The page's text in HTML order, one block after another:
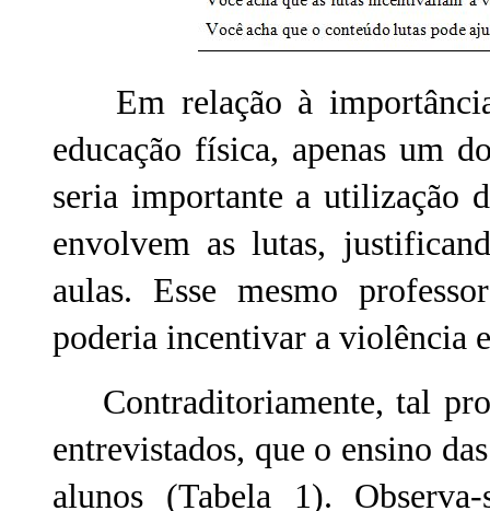
Em relação à importância
educação física, apenas um
seria importante a utilização
envolvem as lutas,
aulas. Esse mesmo
poderia incentivar a violência
Contraditoriamente, tal
entrevistados, que o ensino
alunos (Tabela 1).